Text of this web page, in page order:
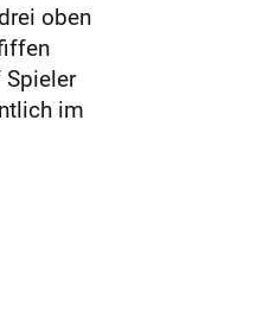
oben
im